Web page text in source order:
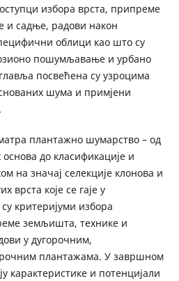
избора врста, припреме
и садње, радови након
облици као што су
пошумљавање и урбано
посвећена су узроцима
шума и примјени
плантажно шумарство – од
до класификације и
на значај селекције клонова и
врста које се гаје у
критеријуми избора
земљишта, технике и
у дугорочним,
плантажама. У завршном
карактеристике и потенцијали